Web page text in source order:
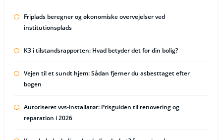
Friplads beregner og økonomiske overvejelser ved
institutionsplads
K3 i tilstandsrapporten: Hvad betyder det for din bolig?
Vejen til et sundt hjem: Sådan fjerner du asbesttaget efter
bogen
Autoriseret vvs-installatør: Prisguiden til renovering og
reparation i 2026